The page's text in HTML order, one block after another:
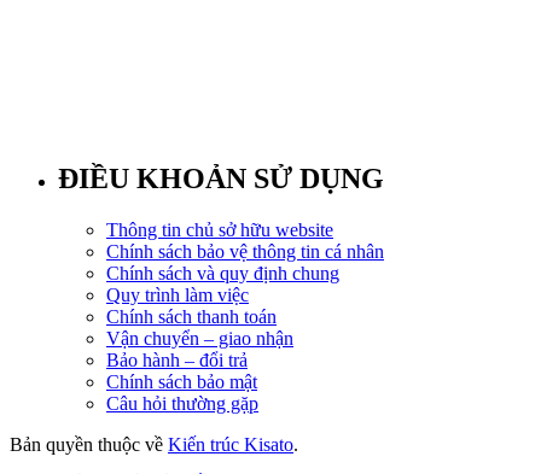
ĐIỀU KHOẢN SỬ DỤNG
Thông tin chủ sở hữu website
Chính sách bảo vệ thông tin cá nhân
Chính sách và quy định chung
Quy trình làm việc
Chính sách thanh toán
Vận chuyển – giao nhận
Bảo hành – đổi trả
Chính sách bảo mật
Câu hỏi thường gặp
Bản quyền thuộc về Kiến trúc Kisato.